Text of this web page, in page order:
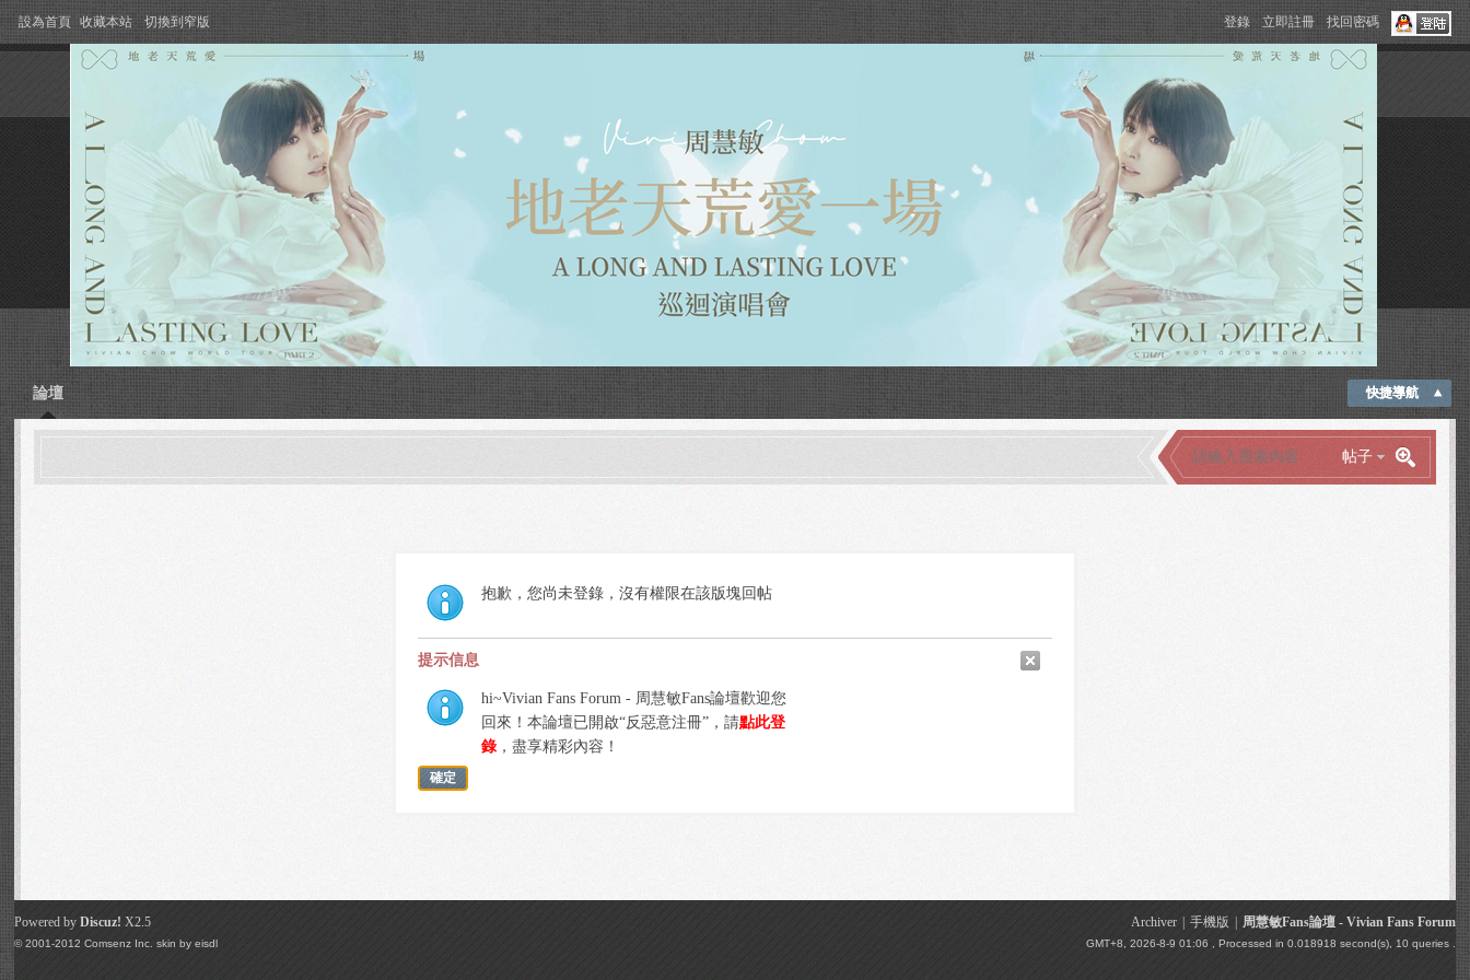
設為首頁 收藏本站 切換到窄版 登錄 立即註冊 找回密碼
快捷導航
論壇
帖子
抱歉，您尚未登錄，沒有權限在該版塊回帖
提示信息
hi~Vivian Fans Forum - 周慧敏Fans論壇歡迎您
回來！本論壇已開啟“反惡意注冊”，請點此登
錄，盡享精彩內容！
確定
Archiver 手機版 周慧敏Fans論壇 - Vivian Fans Forum
GMT+8, 2026-8-9 01:06 , Processed in 0.018918 second(s), 10 queries .
Powered byDiscuz! X2.5
© 2001-2012Comsenz Inc. skin byeisdl